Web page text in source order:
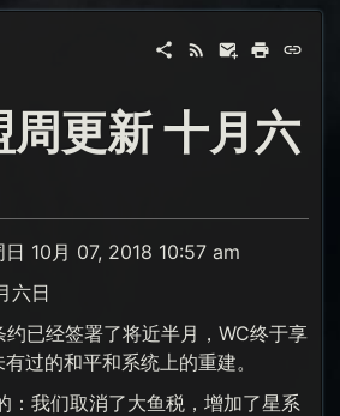
周更新 十月六
10月 07, 2018 10:57 am
六日
已经签署了将近半月，WC终于享
过的和平和系统上的重建。
：我们取消了大鱼税，增加了星系